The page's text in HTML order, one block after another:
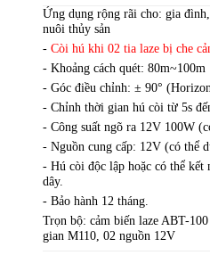
Ứng dụng rộng rãi cho: gia
nuôi thủy sản
- Còi hú khi 02 tia laze bị che
- Khoảng cách quét: 80m~100m
- Góc điều chỉnh: ± 90°
- Chỉnh thời gian hú còi từ 5s
- Công suất ngõ ra 12V 100W
- Nguồn cung cấp: 12V (có thể
- Hú còi độc lập hoặc có thể kết
dây.
- Bảo hành 12 tháng.
Trọn bộ: cảm biến laze ABT-
gian M110, 02 nguồn 12V